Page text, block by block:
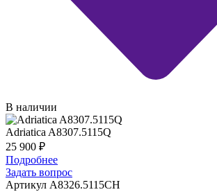
В наличии
Adriatica A8307.5115Q
25 900 ₽
Подробнее
Задать вопрос
Артикул A8326.5115CH